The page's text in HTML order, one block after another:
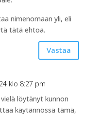
nimenomaan yli, eli
tätä ehtoa.
Vastaa
klo 8:27 pm
löytänyt kunnon
käytännössä tämä,